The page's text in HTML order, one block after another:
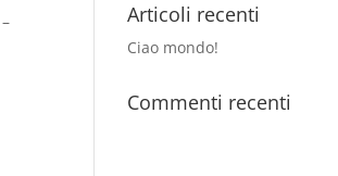
Articoli recenti
Ciao mondo!
Commenti recenti